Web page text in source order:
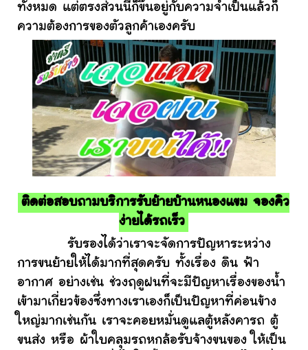
ทั้งหมด แต่ตรงส่วนนี้ก็ขึ้นอยู่กับความจำเป็นแล้วก็
ความต้องการของตัวลูกค้าเองครับ
ติดต่อสอบถามบริการรับย้ายบ้านหนองแขม จองคิว
ง่ายได้รถเร็ว
รับรองได้ว่าเราจะจัดการปัญหาระหว่าง
การขนย้ายให้ได้มากที่สุดครับ ทั้งเรื่อง ดิน ฟ้า
อากาศ อย่างเช่น ช่วงฤดูฝนที่จะมีปัญหาเรื่องของน้ำ
เข้ามาเกี่ยวข้องซึ่งทางเราเองก็เป็นปัญหาที่ค่อนข้าง
ใหญ่มากเช่นกัน เราจะคอยหมั่นดูแลตู้หลังคารถ ตู้
ขนส่ง หรือ ผ้าใบคลุมรถหกล้อรับจ้างขนของ ให้เป็น